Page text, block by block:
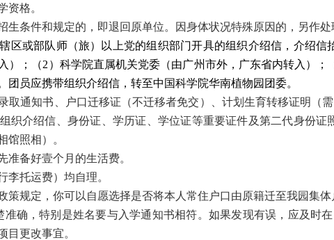
资格。
生条件和规定的，即退回原单位。因身体状况特殊原因的，另作处
区或部队师（旅）以上党的组织部门开具的组织介绍信，介绍信
）；（2 ）科学院直属机关党委（由广州市外，广东省内转入）；
团员应携带组织介绍信，转至中国科学院华南植物园团委。
取通知书、户口迁移证（不迁移者免交）、计划生育转移证明（
织介绍信、身份证、学历证、学位证等重要证件及第二代身份证
馆照相）。
准备好壹个月的生活费。
李托运费）均自理。
策规定，你可以自愿选择是否将本人常住户口由原籍迁至我园集体
准确，特别是姓名要与入学通知书相符。如果发现有误，应及时
目更改事宜。